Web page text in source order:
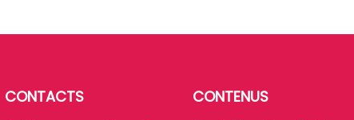
CONTACTS
CONTENUS